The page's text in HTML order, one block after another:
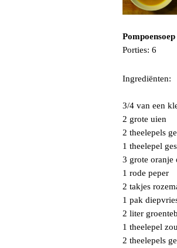
Porties: 6
Ingrediënten:
3/4 van een
2 grote uien
2 theelepels
1 theelepel
3 grote oranje
1 rode peper
2 takjes
1 pak
2 liter
1 theelepel
2 theelepels